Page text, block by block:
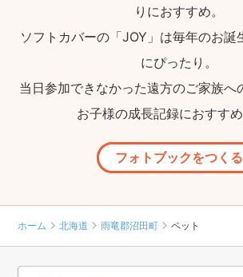
りにおすすめ。
ソフトカバーの「JOY」は毎年のお誕
にぴったり。
当日参加できなかった遠方のご家族へ
お子様の成長記録におすすめ
フォトブックをつくる
ホーム 北海道 雨竜郡沼田町 ペット